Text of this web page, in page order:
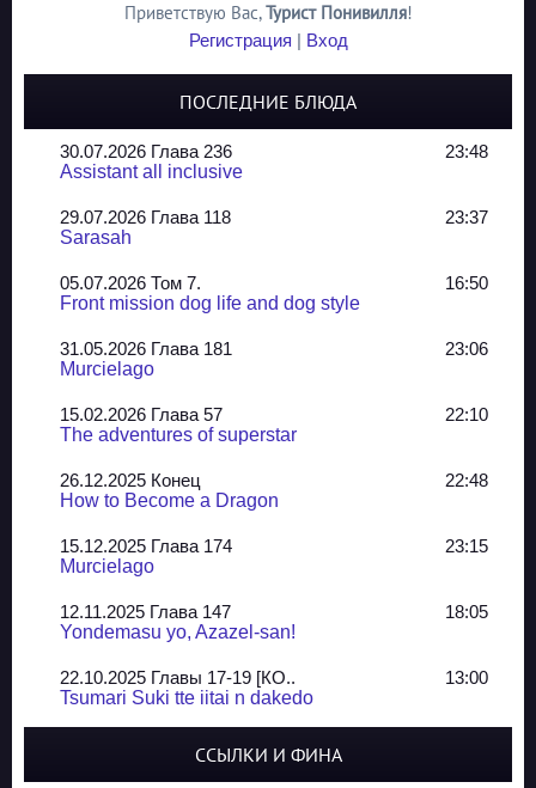
Приветствую Вас,Турист Понивилля!
Регистрация | Вход
ПОСЛЕДНИЕ БЛЮДА
30.07.2026 Глава 236
23:48
Assistant all inclusive
29.07.2026 Глава 118
23:37
Sarasah
05.07.2026 Том 7.
16:50
Front mission dog life and dog style
31.05.2026 Глава 181
23:06
Murcielago
15.02.2026 Глава 57
22:10
The adventures of superstar
26.12.2025 Конец
22:48
How to Become a Dragon
15.12.2025 Глава 174
23:15
Murcielago
12.11.2025 Глава 147
18:05
Yondemasu yo, Azazel-san!
22.10.2025 Главы 17-19 [КО..
13:00
Tsumari Suki tte iitai n dakedo
ССЫЛКИ И ФИНА